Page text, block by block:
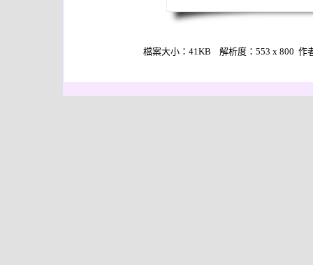
檔案大小：41KB 解析度：553 x 800 作